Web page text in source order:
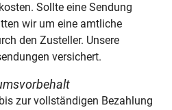
Sollte eine Sendung
wir um eine amtliche
den Zusteller. Unsere
versichert.
zur vollständigen Bezahlung